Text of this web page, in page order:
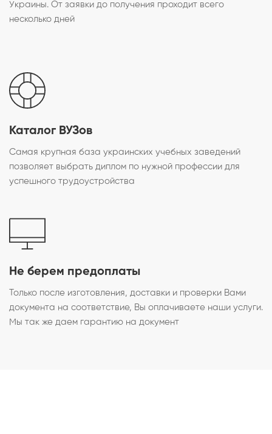
Украины. От заявки до получения проходит всего
несколько дней
Каталог ВУЗов
Самая крупная база украинских учебных заведений
позволяет выбрать диплом по нужной профессии для
успешного трудоустройства
Не берем предоплаты
Только после изготовления, доставки и проверки Вами
документа на соответствие, Вы оплачиваете наши услуги.
Мы так же даем гарантию на документ